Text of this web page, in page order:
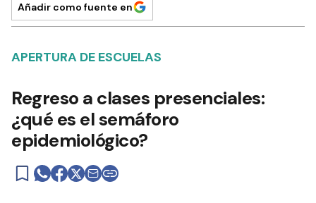
Añadir como fuente en
APERTURA DE ESCUELAS
Regreso a clases presenciales:
¿qué es el semáforo
epidemiológico?